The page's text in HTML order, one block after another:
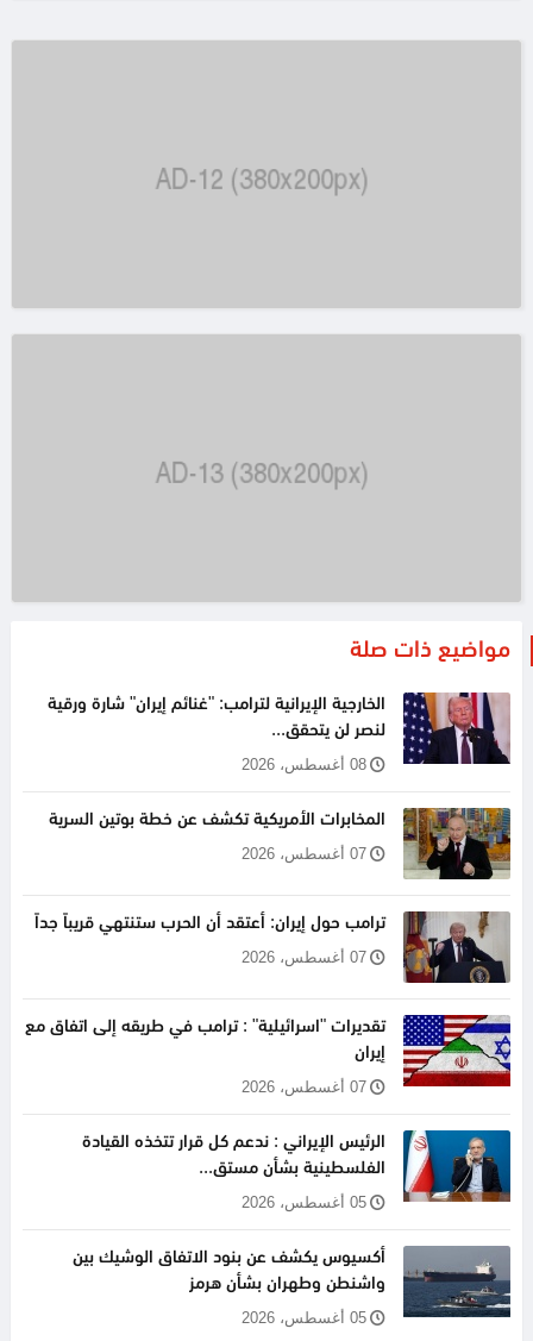
مواضيع ذات صلة
الخارجية الإيرانية لترامب: "غنائم إيران" شارة ورقية
لنصر لن يتحقق...
08 أغسطس، 2026
المخابرات الأمريكية تكشف عن خطة بوتين السرية
07 أغسطس، 2026
ترامب حول إيران: أعتقد أن الحرب ستنتهي قريباً جداً
07 أغسطس، 2026
تقديرات "اسرائيلية" : ترامب في طريقه إلى اتفاق مع
إيران
07 أغسطس، 2026
الرئيس الإيراني : ندعم كل قرار تتخذه القيادة
الفلسطينية بشأن مستق...
05 أغسطس، 2026
أكسيوس يكشف عن بنود الاتفاق الوشيك بين
واشنطن وطهران بشأن هرمز
05 أغسطس، 2026